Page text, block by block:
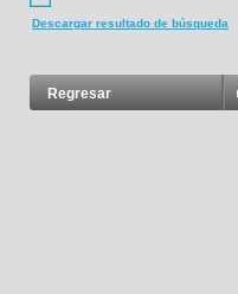
Descargar resultado de búsqueda
Regresar